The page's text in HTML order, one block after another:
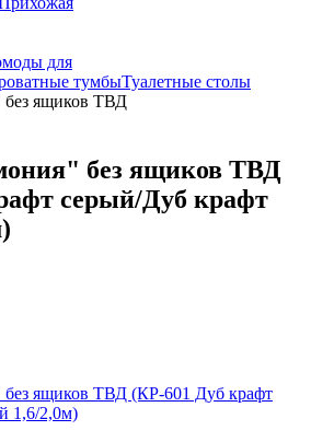
для
тумбыТуалетные столы
без ящиков ТВД
без ящиков ТВД
серый/Дуб крафт